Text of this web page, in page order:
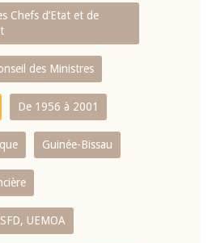
Chefs d’Etat et de
des Ministres
De 1956 à 2001
Guinée-Bissau
UEMOA